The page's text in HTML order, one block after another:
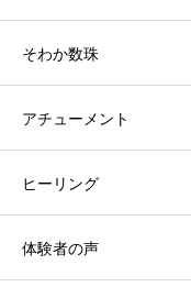
そわか数珠
アチューメント
ヒーリング
体験者の声